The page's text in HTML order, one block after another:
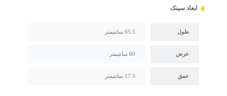
ابعاد سینک
طول 65.5 سانتیمتر
عرض 60 سانتیمتر
عمق 17.5 سانتیمتر